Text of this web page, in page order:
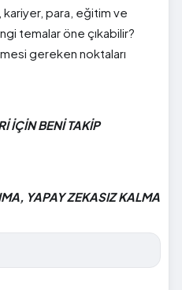
kariyer, para, eğitim ve
temalar öne çıkabilir?
gereken noktaları
İÇİN BENİ TAKİP
YAPAY ZEKASIZ KALMA